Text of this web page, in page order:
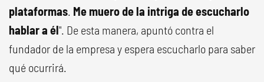
plataformas. Me muero de la intriga de escucharlo
hablar a él". De esta manera, apuntó contra el
fundador de la empresa y espera escucharlo para saber
qué ocurrirá.